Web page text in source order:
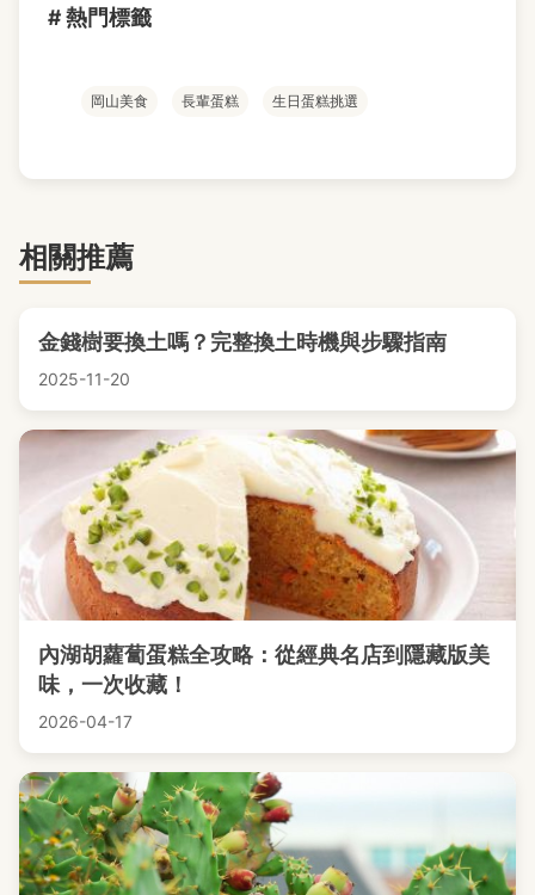
# 熱門標籤
岡山美食 長輩蛋糕 生日蛋糕挑選
相關推薦
金錢樹要換土嗎？完整換土時機與步驟指南
2025-11-20
內湖胡蘿蔔蛋糕全攻略：從經典名店到隱藏版美
味，一次收藏！
2026-04-17